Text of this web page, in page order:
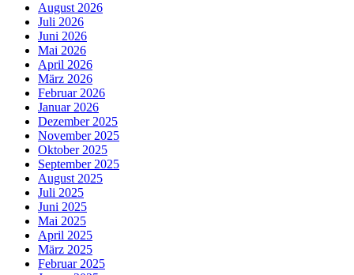
August 2026
Juli 2026
Juni 2026
Mai 2026
April 2026
März 2026
Februar 2026
Januar 2026
Dezember 2025
November 2025
Oktober 2025
September 2025
August 2025
Juli 2025
Juni 2025
Mai 2025
April 2025
März 2025
Februar 2025